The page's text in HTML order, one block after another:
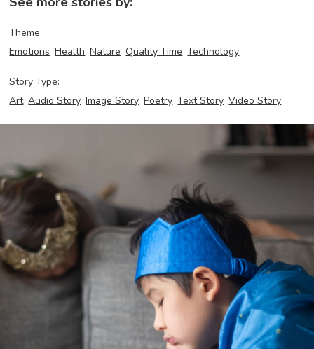
Theme:
Emotions Health Nature Quality Time Technology
Story Type:
Art Audio Story Image Story Poetry Text Story Video Story